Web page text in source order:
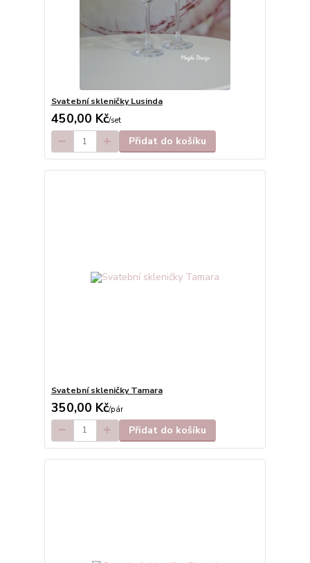
Svatební skleničky Lusinda
450,00 Kč/set
Přidat do košíku
Svatební skleničky Tamara
350,00 Kč/pár
Přidat do košíku